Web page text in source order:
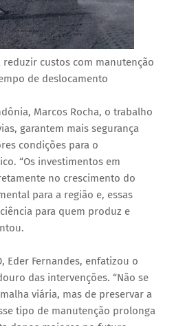
custos com manutenção
de deslocamento
Marcos Rocha, o trabalho
garantem mais segurança
condições para o
“Os investimentos em
no crescimento do
para a região e, essas
para quem produz e
Eder Fernandes, enfatizou o
das intervenções. “Não se
viária, mas de preservar a
tipo de manutenção prolonga